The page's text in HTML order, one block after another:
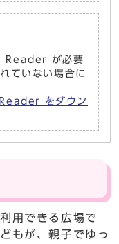
Reader が必要
ていない場合に
をダウン
用できる広場で
もが、親子でゆっ